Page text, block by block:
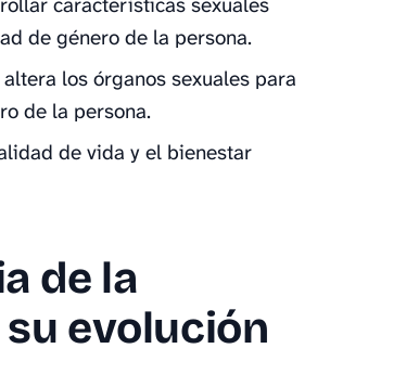
de género de la persona.
los órganos sexuales para
de la persona.
de vida y el bienestar
de la
evolución